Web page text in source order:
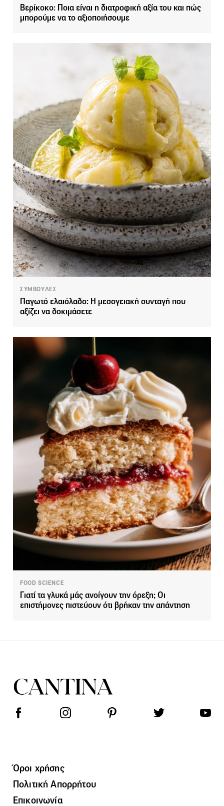
Βερίκοκο: Ποια είναι η διατροφική αξία του και πώς
μπορούμε να το αξιοποιήσουμε
ΣΥΜΒΟΥΛΕΣ
Παγωτό ελαιόλαδο: Η μεσογειακή συνταγή που
αξίζει να δοκιμάσετε
FOOD SCIENCE
Γιατί τα γλυκά μάς ανοίγουν την όρεξη; Οι
επιστήμονες πιστεύουν ότι βρήκαν την απάντηση
Όροι χρήσης
Πολιτική Απορρήτου
Επικοινωνία